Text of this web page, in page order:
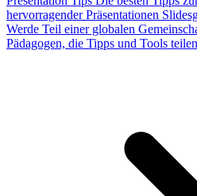
hervorragender Präsentationen
Werde Teil einer globalen
Pädagogen, die Tipps und Tools teilen